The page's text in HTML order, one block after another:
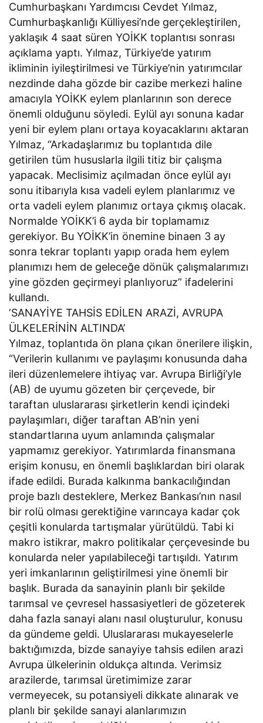
Cumhurbaşkanı Yardımcısı Cevdet Yılmaz,
Cumhurbaşkanlığı Külliyesi’nde gerçekleştirilen,
yaklaşık 4 saat süren YOİKK toplantısı sonrası
açıklama yaptı. Yılmaz, Türkiye’de yatırım
ikliminin iyileştirilmesi ve Türkiye’nin yatırımcılar
nezdinde daha gözde bir cazibe merkezi haline
amacıyla YOİKK eylem planlarının son derece
önemli olduğunu söyledi. Eylül ayı sonuna kadar
yeni bir eylem planı ortaya koyacaklarını aktaran
Yılmaz, “Arkadaşlarımız bu toplantıda dile
getirilen tüm hususlarla ilgili titiz bir çalışma
yapacak. Meclisimiz açılmadan önce eylül ayı
sonu itibarıyla kısa vadeli eylem planlarımız ve
orta vadeli eylem planımız ortaya çıkmış olacak.
Normalde YOİKK’i 6 ayda bir toplamamız
gerekiyor. Bu YOİKK’in önemine binaen 3 ay
sonra tekrar toplantı yapıp orada hem eylem
planımızı hem de geleceğe dönük çalışmalarımızı
yine gözden geçirmeyi planlıyoruz” ifadelerini
kullandı.
‘SANAYİYE TAHSİS EDİLEN ARAZİ, AVRUPA
ÜLKELERİNİN ALTINDA’
Yılmaz, toplantıda ön plana çıkan önerilere ilişkin,
“Verilerin kullanımı ve paylaşımı konusunda daha
ileri düzenlemelere ihtiyaç var. Avrupa Birliği’yle
(AB) de uyumu gözeten bir çerçevede, bir
taraftan uluslararası şirketlerin kendi içindeki
paylaşımları, diğer taraftan AB’nin yeni
standartlarına uyum anlamında çalışmalar
yapmamız gerekiyor. Yatırımlarda finansmana
erişim konusu, en önemli başlıklardan biri olarak
ifade edildi. Burada kalkınma bankacılığından
proje bazlı desteklere, Merkez Bankası’nın nasıl
bir rolü olması gerektiğine varıncaya kadar çok
çeşitli konularda tartışmalar yürütüldü. Tabi ki
makro istikrar, makro politikalar çerçevesinde bu
konularda neler yapılabileceği tartışıldı. Yatırım
yeri imkanlarının geliştirilmesi yine önemli bir
başlık. Burada da sanayinin planlı bir şekilde
tarımsal ve çevresel hassasiyetleri de gözeterek
daha fazla sanayi alanı nasıl oluşturulur, konusu
da gündeme geldi. Uluslararası mukayeselerle
baktığımızda, bizde sanayiye tahsis edilen arazi
Avrupa ülkelerinin oldukça altında. Verimsiz
arazilerde, tarımsal üretimimize zarar
vermeyecek, su potansiyeli dikkate alınarak ve
planlı bir şekilde sanayi alanlarımızın